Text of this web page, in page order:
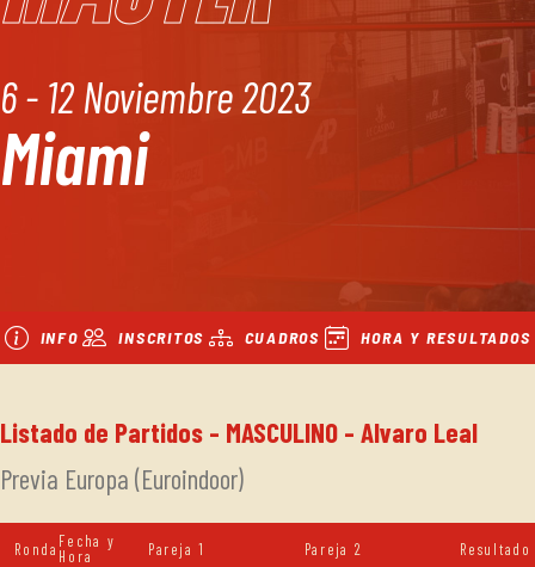
6 - 12 Noviembre 2023
Miami
INFO INSCRITOS CUADROS HORA Y RESULTADOS
Listado de Partidos - MASCULINO - Alvaro Leal
Previa Europa (Euroindoor)
Ronda Fecha y
Hora
Pareja 1 Pareja 2 Resultado